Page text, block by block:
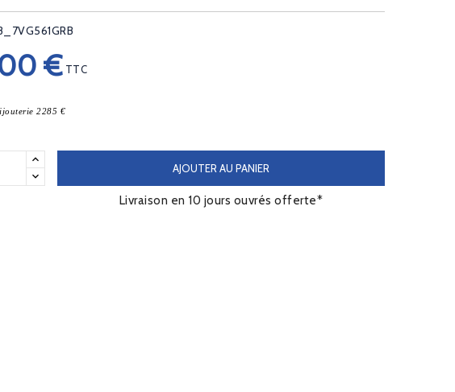
€ TTC
2285 €
AJOUTER AU PANIER
Livraison en 10 jours ouvrés offerte*